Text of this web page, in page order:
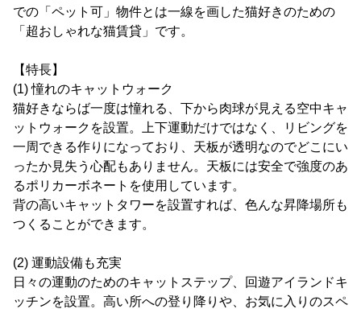
での「ペット可」物件とは一線を画した猫好きのための
「超おしゃれな猫賃貸」です。
【特長】
(1) 憧れのキャットウォーク
猫好きならば一度は憧れる、下から肉球が見える空中キャ
ットウォークを設置。上下運動だけではなく、リビングを
一周できる作りになっており、天板が透明なのでどこにい
ったか見失う心配もありません。天板には安全で強度のあ
るポリカーボネートを使用しています。
背の高いキャットタワーを設置すれば、色んな昇降場所も
つくることができます。
(2) 運動設備も充実
日々の運動のためのキャットステップ、回遊アイランドキ
ッチンを設置。高い所への登り降りや、お気に入りのスペ